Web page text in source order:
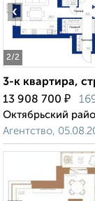
2/2
‹
3-к квартира,
13 908 700 ₽
Октябрьский
Агентство,